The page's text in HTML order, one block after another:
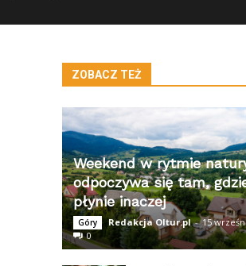
ZOBACZ TEŻ
Weekend w rytmie
odpoczywa się tam,
płynie inaczej
Góry Redakcja Oltur.pl - 15
0